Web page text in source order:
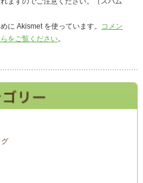
に Akismet を使っています。 コメン
をご覧ください。